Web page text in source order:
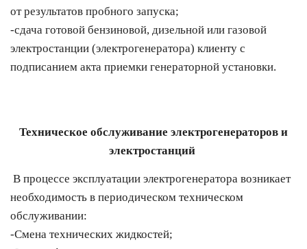
от результатов пробного запуска;
-сдача готовой бензиновой, дизельной или газовой
электростанции (электрогенератора) клиенту с
подписанием акта приемки генераторной установки.
Техническое обслуживание электрогенераторов и
электростанций
В процессе эксплуатации электрогенератора возникает
необходимость в периодическом техническом
обслуживании:
-Смена технических жидкостей;